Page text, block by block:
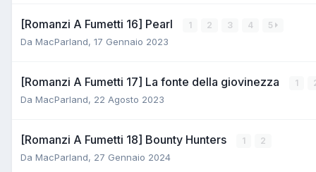
[Romanzi A Fumetti 16] Pearl 1 2 3 4 5
Da MacParland, 17 Gennaio 2023
[Romanzi A Fumetti 17] La fonte della giovinezza 1
Da MacParland, 22 Agosto 2023
[Romanzi A Fumetti 18] Bounty Hunters 1 2
Da MacParland, 27 Gennaio 2024